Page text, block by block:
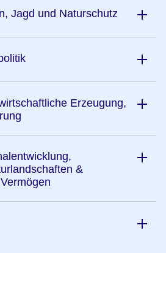
Jagd und Naturschutz
Erzeugung,
&